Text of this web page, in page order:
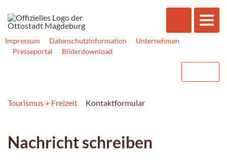
Impressum Datenschutzinformation
Unternehmen
Presseportal
Bilderdownload
Tourismus + Freizeit Kontaktformular
Nachricht schreiben